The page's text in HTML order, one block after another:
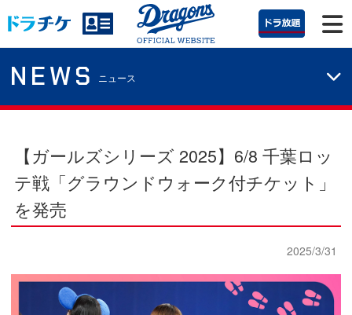
NEWS ニュース
【ガールズシリーズ 2025】6/8 千葉ロッ
テ戦「グラウンドウォーク付チケット」
を発売
2025/3/31